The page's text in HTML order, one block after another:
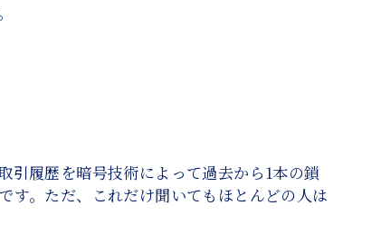
引履歴を暗号技術によって過去から1本の鎖
す。ただ、これだけ聞いてもほとんどの人は